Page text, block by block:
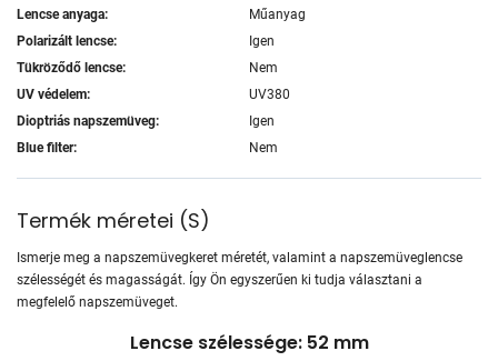
Lencse anyaga:
Műanyag
Polarizált lencse:
Igen
Tükröződő lencse:
Nem
UV védelem:
UV380
Dioptriás napszemüveg:
Igen
Blue filter:
Nem
Termék méretei (S)
Ismerje meg a napszemüvegkeret méretét, valamint a napszemüveglencse
szélességét és magasságát. Így Ön egyszerűen ki tudja választani a
megfelelő napszemüveget.
Lencse szélessége: 52 mm